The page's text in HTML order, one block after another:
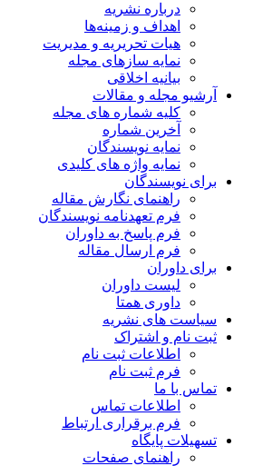
درباره نشریه
اهداف و زمینه‌ها
هیات تحریریه و مدیریت
نمایه سازهای مجله
بیانیه اخلاقی
آرشیو مجله و مقالات
کلیه شماره های مجله
آخرین شماره
نمایه نویسندگان
نمایه واژه های کلیدی
برای نویسندگان
راهنمای نگارش مقاله
فرم تعهدنامه نویسندگان
فرم پاسخ به داوران
فرم ارسال مقاله
برای داوران
لیست داوران
داوری همتا
سیاست های نشریه
ثبت نام و اشتراک
اطلاعات ثبت نام
فرم ثبت نام
تماس با ما
اطلاعات تماس
فرم برقراری ارتباط
تسهیلات پایگاه
راهنمای صفحات